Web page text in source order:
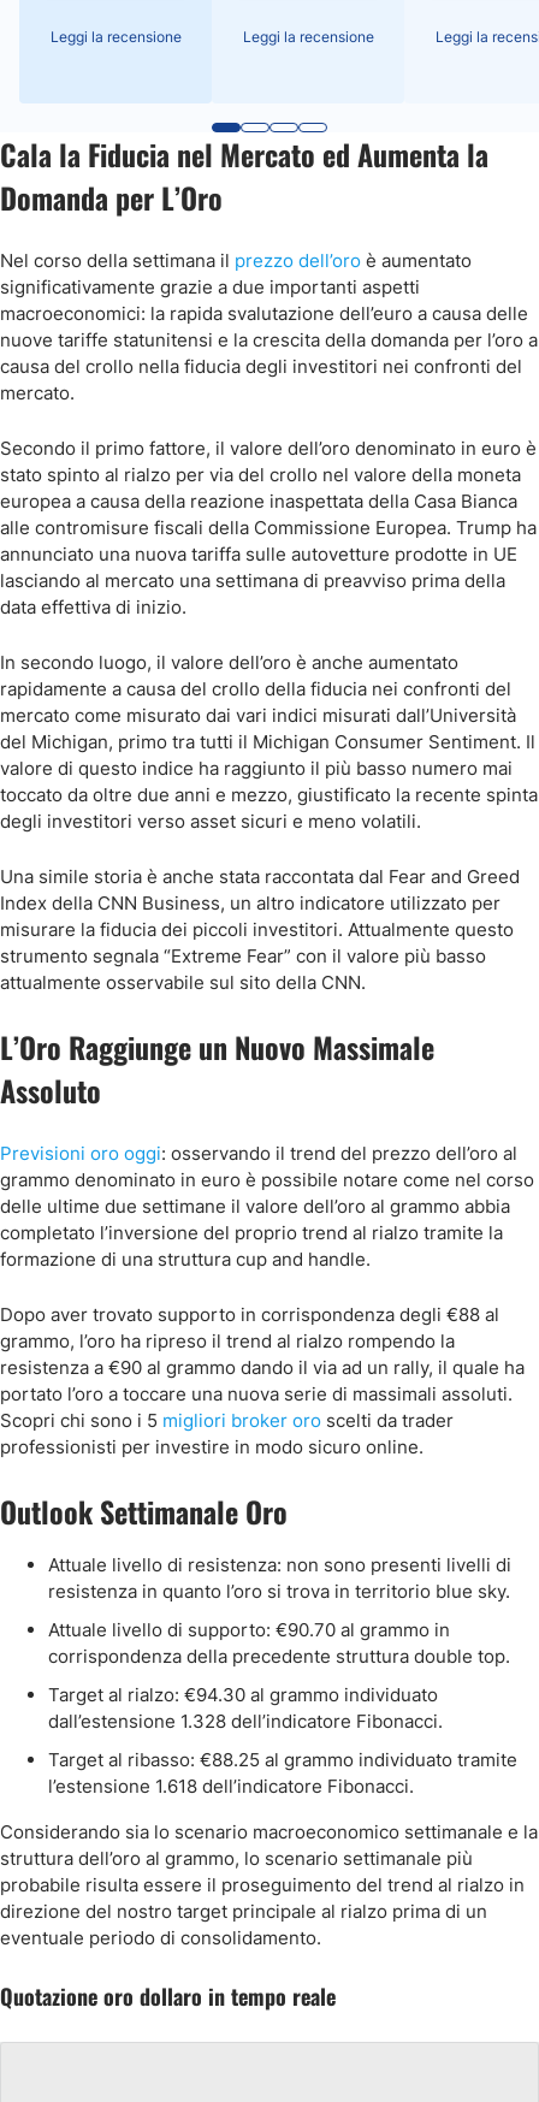
Leggi la recensione Leggi la recensione Leggi la
Cala la Fiducia nel Mercato ed Aumenta la
Domanda per L’Oro
Nel corso della settimana il prezzo dell’oro è aumentato
significativamente grazie a due importanti aspetti
macroeconomici: la rapida svalutazione dell’euro a causa delle
nuove tariffe statunitensi e la crescita della domanda per l’oro a
causa del crollo nella fiducia degli investitori nei confronti del
mercato.
Secondo il primo fattore, il valore dell’oro denominato in euro è
stato spinto al rialzo per via del crollo nel valore della moneta
europea a causa della reazione inaspettata della Casa Bianca
alle contromisure fiscali della Commissione Europea. Trump ha
annunciato una nuova tariffa sulle autovetture prodotte in UE
lasciando al mercato una settimana di preavviso prima della
data effettiva di inizio.
In secondo luogo, il valore dell’oro è anche aumentato
rapidamente a causa del crollo della fiducia nei confronti del
mercato come misurato dai vari indici misurati dall’Università
del Michigan, primo tra tutti il Michigan Consumer Sentiment. Il
valore di questo indice ha raggiunto il più basso numero mai
toccato da oltre due anni e mezzo, giustificato la recente spinta
degli investitori verso asset sicuri e meno volatili.
Una simile storia è anche stata raccontata dal Fear and Greed
Index della CNN Business, un altro indicatore utilizzato per
misurare la fiducia dei piccoli investitori. Attualmente questo
strumento segnala “Extreme Fear” con il valore più basso
attualmente osservabile sul sito della CNN.
L’Oro Raggiunge un Nuovo Massimale
Assoluto
Previsioni oro oggi: osservando il trend del prezzo dell’oro al
grammo denominato in euro è possibile notare come nel corso
delle ultime due settimane il valore dell’oro al grammo abbia
completato l’inversione del proprio trend al rialzo tramite la
formazione di una struttura cup and handle.
Dopo aver trovato supporto in corrispondenza degli €88 al
grammo, l’oro ha ripreso il trend al rialzo rompendo la
resistenza a €90 al grammo dando il via ad un rally, il quale ha
portato l’oro a toccare una nuova serie di massimali assoluti.
Scopri chi sono i 5 migliori broker oro scelti da trader
professionisti per investire in modo sicuro online.
Outlook Settimanale Oro
Attuale livello di resistenza: non sono presenti livelli di
resistenza in quanto l’oro si trova in territorio blue sky.
Attuale livello di supporto: €90.70 al grammo in
corrispondenza della precedente struttura double top.
Target al rialzo: €94.30 al grammo individuato
dall’estensione 1.328 dell’indicatore Fibonacci.
Target al ribasso: €88.25 al grammo individuato tramite
l’estensione 1.618 dell’indicatore Fibonacci.
Considerando sia lo scenario macroeconomico settimanale e la
struttura dell’oro al grammo, lo scenario settimanale più
probabile risulta essere il proseguimento del trend al rialzo in
direzione del nostro target principale al rialzo prima di un
eventuale periodo di consolidamento.
Quotazione oro dollaro in tempo reale